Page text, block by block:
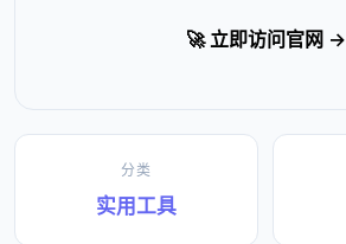
🚀 立即访问官网 →
分类
实用工具